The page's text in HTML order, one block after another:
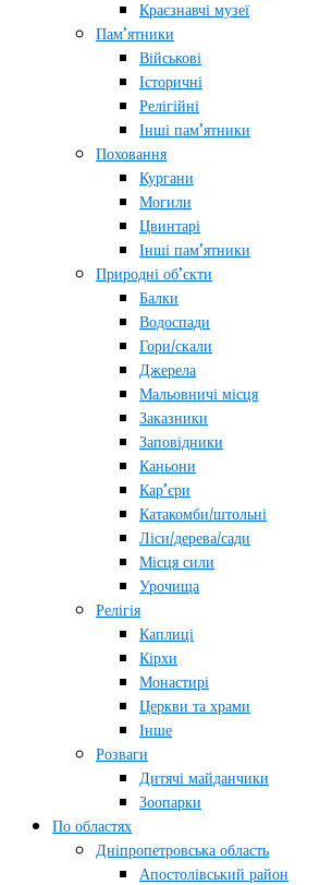
Краєзнавчі музеї
Пам’ятники
Військові
Історичні
Релігійні
Інші пам’ятники
Поховання
Кургани
Могили
Цвинтарі
Інші пам’ятники
Природні об’єкти
Балки
Водоспади
Гори/скали
Джерела
Мальовничі місця
Заказники
Заповідники
Каньони
Кар’єри
Катакомби/штольні
Ліси/дерева/сади
Місця сили
Урочища
Релігія
Каплиці
Кірхи
Монастирі
Церкви та храми
Інше
Розваги
Дитячі майданчики
Зоопарки
По областях
Дніпропетровська область
Апостолівський район